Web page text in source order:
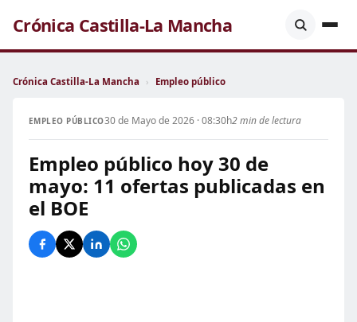
Crónica Castilla-La Mancha
Crónica Castilla-La Mancha › Empleo público
EMPLEO PÚBLICO30 de Mayo de 2026 · 08:30h2 min de lectura
Empleo público hoy 30 de
mayo: 11 ofertas publicadas en
el BOE